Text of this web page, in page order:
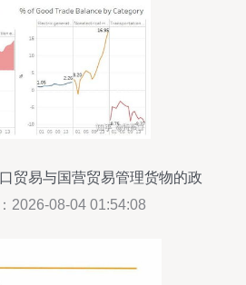
贸易与国营贸易管理货物的政
策分析
2026-08-04 01:54:08